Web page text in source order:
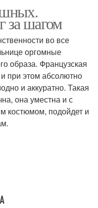
за шагом
во все
оргомные
образа. Французская
при этом абсолютно
и аккуратно. Такая
она уместна и с
костюмом, подойдет и